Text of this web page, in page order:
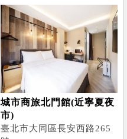
城市商旅北門館(近寧夏夜
市)
臺北市大同區長安西路265